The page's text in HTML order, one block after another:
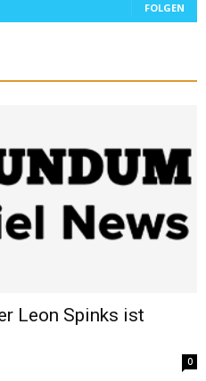
FOLGEN
Leon Spinks ist
0